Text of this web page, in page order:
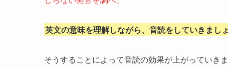
英文の意味を理解しながら、音読をしていきましょ
そうすることによって音読の効果が上がっていき